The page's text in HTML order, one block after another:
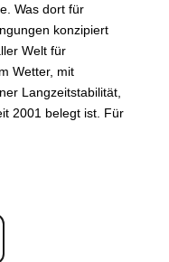
Was dort für
konzipiert
Welt für
Wetter, mit
Langzeitstabilität,
2001 belegt ist. Für